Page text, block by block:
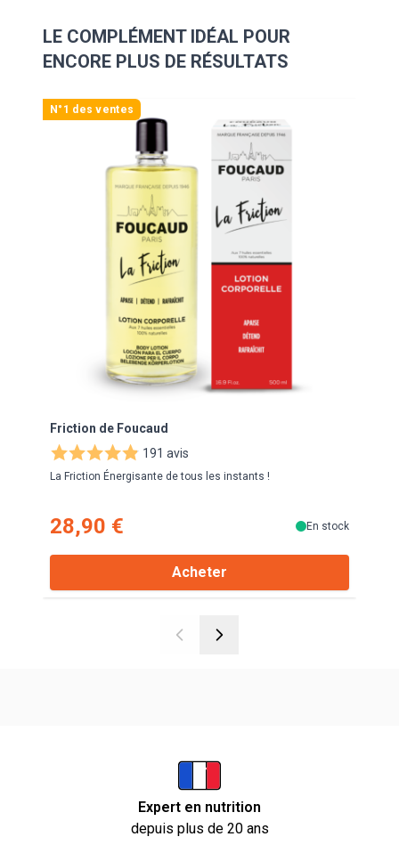
LE COMPLÉMENT IDÉAL POUR
ENCORE PLUS DE RÉSULTATS
Navigating through the elements of the carousel is
Press to skip carousel
Press to go to carousel navigation
N°1 des ventes
Friction de Foucaud
191 avis
La Friction Énergisante de tous les instants !
28,90 € En stock
Acheter
Expert en nutrition
depuis plus de 20 ans